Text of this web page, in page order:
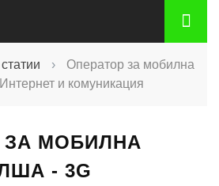
›
Оператор за мобилна
и комуникация
ЗА МОБИЛНА
- 3G